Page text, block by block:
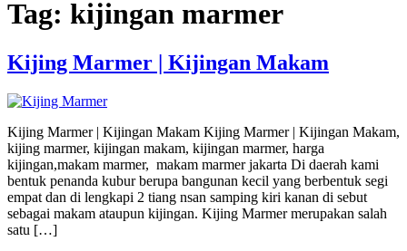
Tag: kijingan marmer
Kijing Marmer | Kijingan Makam
Kijing Marmer | Kijingan Makam Kijing Marmer | Kijingan Makam,
kijing marmer, kijingan makam, kijingan marmer, harga
kijingan,makam marmer, makam marmer jakarta Di daerah kami
bentuk penanda kubur berupa bangunan kecil yang berbentuk segi
empat dan di lengkapi 2 tiang nsan samping kiri kanan di sebut
sebagai makam ataupun kijingan. Kijing Marmer merupakan salah
satu […]